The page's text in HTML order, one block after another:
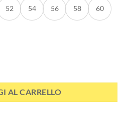
52 54 56 58 60
AL CARRELLO